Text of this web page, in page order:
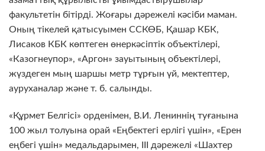
факультетін бітірді. Жоғары дәрежелі кәсіби маман.
Оның тікелей қатысуымен ССКӨБ, Қашар КБК,
Лисаков КБК көптеген өнеркәсіптік объектілері,
«Казогнеупор», «Аргон» зауытының объектілері,
жүздеген мың шаршы метр тұрғын үй, мектептер,
ауруханалар және т. б. салынды.
«Құрмет Белгісі» орденімен, В.И. Лениннің туғанына
100 жыл толуына орай «Еңбектегі ерлігі үшін», «Ерен
еңбегі үшін» медальдарымен, III дәрежелі «Шахтер